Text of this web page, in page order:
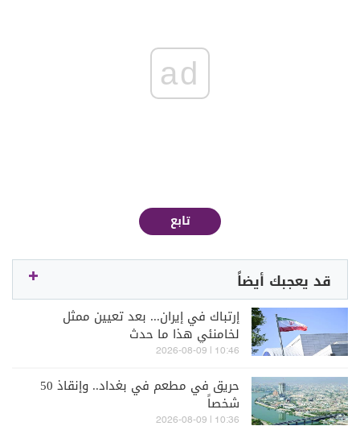
ad
تابع
قد يعجبك أيضاً
إرتباك في إيران... بعد تعيين ممثل
لخامنئي هذا ما حدث
10:46 | 2026-08-09
حريق في مطعم في بغداد.. وإنقاذ 50
شخصاً
10:36 | 2026-08-09